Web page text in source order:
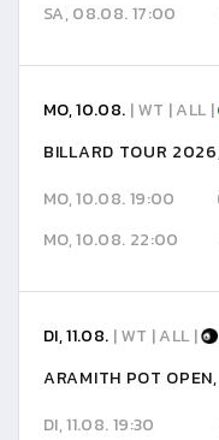
SA, 08.08. 17:00
MO, 10.08. | WT | ALL |
BILLARD TOUR
MO, 10.08. 19:00
MO, 10.08. 22:00
DI, 11.08. | WT | ALL |
ARAMITH POT
DI, 11.08. 19:30